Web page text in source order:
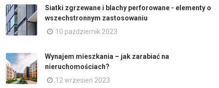
Siatki zgrzewane i blachy perforowane - elementy o
wszechstronnym zastosowaniu
10 październik 2023
Wynajem mieszkania – jak zarabiać na
nieruchomościach?
12 wrzesień 2023